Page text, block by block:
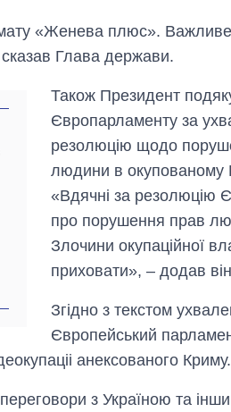
«Женева плюс».
сказав Глава держави.
Також Президент
Європарламенту за
резолюцію щодо
людини в окупованому
«Вдячні за резолюцію
про порушення прав
Злочини окупаційної
приховати», – додав
Згідно з текстом
Європейський
анексованого Криму.
з Україною та